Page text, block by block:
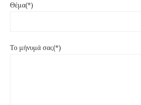
Θέμα(*)
Το μήνυμά σας(*)